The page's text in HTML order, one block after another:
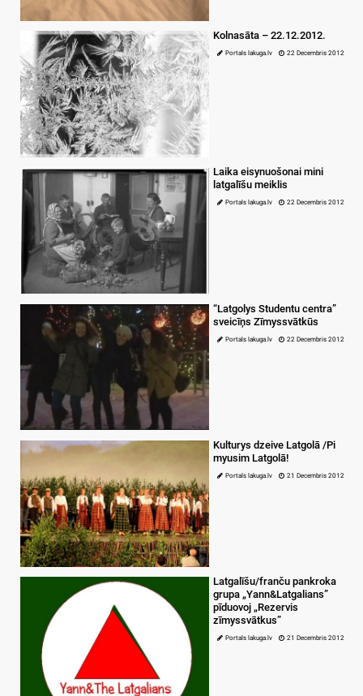
Kolnasāta – 22.12.2012.
Portals lakuga.lv 22 Decembris 2012
Laika eisynuošonai mini
latgalīšu meiklis
Portals lakuga.lv 22 Decembris 2012
“Latgolys Studentu centra”
sveicīņs Zīmyssvātkūs
Portals lakuga.lv 22 Decembris 2012
Kulturys dzeive Latgolā /Pi
myusim Latgolā!
Portals lakuga.lv 21 Decembris 2012
Latgalīšu/franču pankroka
grupa „Yann&Latgalians”
pīduovoj „Rezervis
zīmyssvātkus”
Portals lakuga.lv 21 Decembris 2012